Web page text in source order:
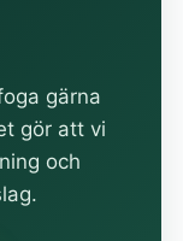
gärna
gör att vi
och